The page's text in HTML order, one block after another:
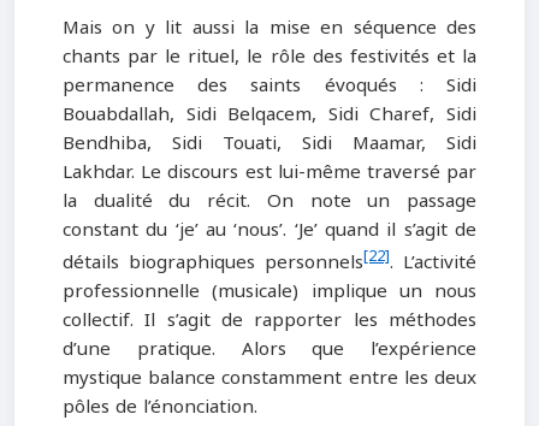
Mais on y lit aussi la mise en séquence des
chants par le rituel, le rôle des festivités et la
permanence des saints évoqués : Sidi
Bouabdallah, Sidi Belqacem, Sidi Charef, Sidi
Bendhiba, Sidi Touati, Sidi Maamar, Sidi
Lakhdar. Le discours est lui-même traversé par
la dualité du récit. On note un passage
constant du ‘je’ au ‘nous’. ‘Je’ quand il s’agit de
détails biographiques personnels[22]. L’activité
professionnelle (musicale) implique un nous
collectif. Il s’agit de rapporter les méthodes
d’une pratique. Alors que l’expérience
mystique balance constamment entre les deux
pôles de l’énonciation.